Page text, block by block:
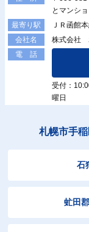
とマンシ
最寄り駅
ＪＲ函館
会社名
株式会社
電 話
受付：
曜日
札幌市手
石
虻田